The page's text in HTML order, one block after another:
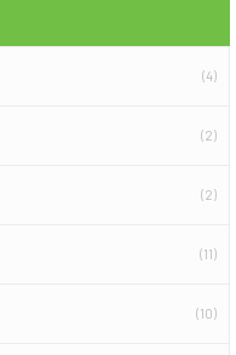
(4)
(2)
(2)
(11)
(10)